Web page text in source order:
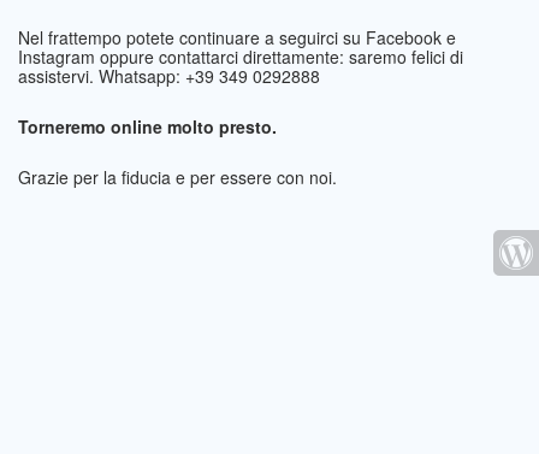
Nel frattempo potete continuare a seguirci su Facebook e
Instagram oppure contattarci direttamente: saremo felici di
assistervi. Whatsapp: +39 349 0292888
Torneremo online molto presto.
Grazie per la fiducia e per essere con noi.